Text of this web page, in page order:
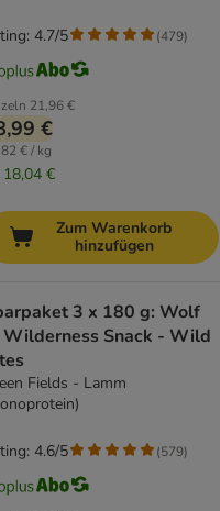
21,96 €
€
€ / kg
18,04 €
4.7/5 (479)
Zum Warenkorb
hinzufügen
3 x 180 g: Wolf
Snack - Wild
Fields - Lamm
4.6/5 (579)